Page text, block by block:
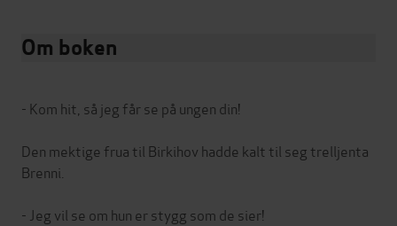
Om boken
- Kom hit, så jeg får se på ungen din!
Den mektige frua til Birkihov hadde kalt til seg trelljenta
Brenni.
- Jeg vil se om hun er stygg som de sier!